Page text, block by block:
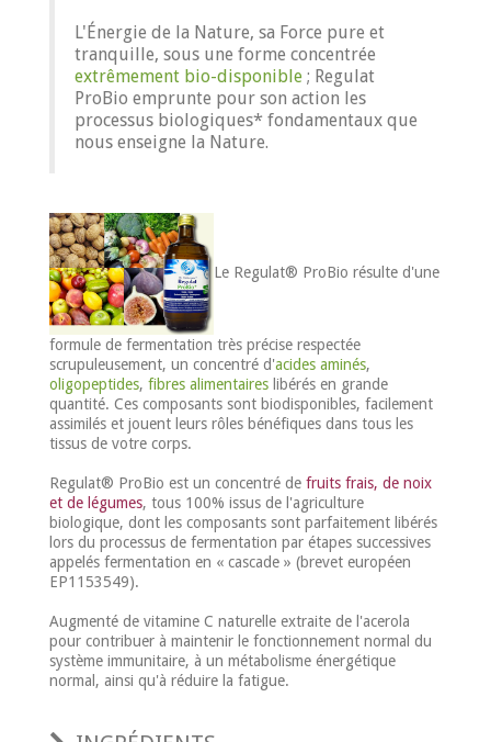
L'Énergie de la Nature, sa Force pure et
tranquille, sous une forme concentrée
extrêmement bio-disponible ; Regulat
ProBio emprunte pour son action les
processus biologiques* fondamentaux que
nous enseigne la Nature.
Le Regulat® ProBio résulte d'une
formule de fermentation très précise respectée
scrupuleusement, un concentré d'acides aminés,
oligopeptides, fibres alimentaires libérés en grande
quantité. Ces composants sont biodisponibles, facilement
assimilés et jouent leurs rôles bénéfiques dans tous les
tissus de votre corps.
Regulat® ProBio est un concentré de fruits frais, de noix
et de légumes, tous 100% issus de l'agriculture
biologique, dont les composants sont parfaitement libérés
lors du processus de fermentation par étapes successives
appelés fermentation en « cascade » (brevet européen
EP1153549).
Augmenté de vitamine C naturelle extraite de l'acerola
pour contribuer à maintenir le fonctionnement normal du
système immunitaire, à un métabolisme énergétique
normal, ainsi qu'à réduire la fatigue.